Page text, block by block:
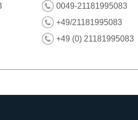
0049-21181995083
+49/21181995083
+49 (0) 21181995083